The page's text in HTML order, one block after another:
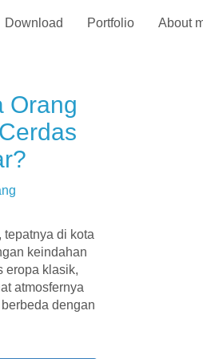
Download Portfolio About
Orang
tepatnya di kota
keindahan
eropa klasik,
atmosfernya
dengan